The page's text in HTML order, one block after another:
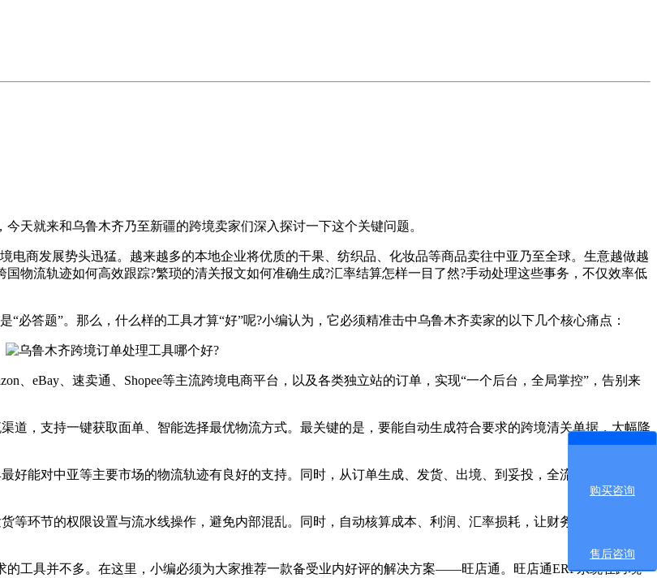
就来和乌鲁木齐乃至新疆的跨境卖家们深入探讨一下这个关键问题。
商发展势头迅猛。越来越多的本地企业将优质的干果、纺织品、化妆品等商品卖往中亚乃至全球。生意越做越
物流轨迹如何高效跟踪?繁琐的清关报文如何准确生成?汇率结算怎样一目了然?手动处理这些事务，不仅效率低
答题”。那么，什么样的工具才算“好”呢?小编认为，它必须精准击中乌鲁木齐卖家的以下几个核心痛点：
eBay、速卖通、Shopee等主流跨境电商平台，以及各类独立站的订单，实现“一个后台，全局掌控”，告别来
，支持一键获取面单、智能选择最优物流方式。最关键的是，要能自动生成符合要求的跨境清关单据，大幅降
能对中亚等主要市场的物流轨迹有良好的支持。同时，从订单生成、发货、出境、到妥投，全流程状态可视可
环节的权限设置与流水线操作，避免内部混乱。同时，自动核算成本、利润、汇率损耗，让财务数据清晰明
工具并不多。在这里，小编必须为大家推荐一款备受业内好评的解决方案——旺店通。旺店通ERP系统在跨境
购买咨询
售后咨询